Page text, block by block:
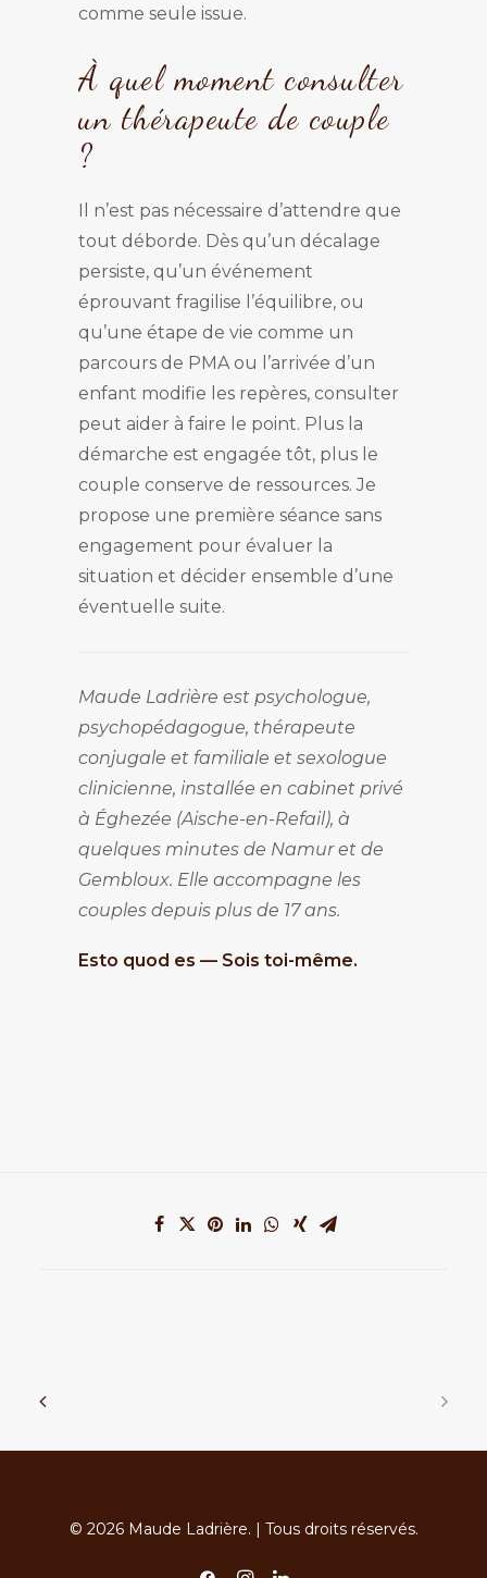
comme seule issue.
À quel moment consulter
un thérapeute de couple
?
Il n’est pas nécessaire d’attendre que
tout déborde. Dès qu’un décalage
persiste, qu’un événement
éprouvant fragilise l’équilibre, ou
qu’une étape de vie comme un
parcours de PMA ou l’arrivée d’un
enfant modifie les repères, consulter
peut aider à faire le point. Plus la
démarche est engagée tôt, plus le
couple conserve de ressources. Je
propose une première séance sans
engagement pour évaluer la
situation et décider ensemble d’une
éventuelle suite.
Maude Ladrière est psychologue,
psychopédagogue, thérapeute
conjugale et familiale et sexologue
clinicienne, installée en cabinet privé
à Éghezée (Aische-en-Refail), à
quelques minutes de Namur et de
Gembloux. Elle accompagne les
couples depuis plus de 17 ans.
Esto quod es — Sois toi-même.
© 2026 Maude Ladrière. | Tous droits réservés.